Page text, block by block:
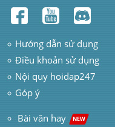
Hướng dẫn sử dụng
Điều khoản sử dụng
Nội quy hoidap247
Góp ý
Bài văn hay NEW